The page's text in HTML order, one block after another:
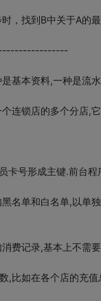
，找到B中关于A的
基本资料,一种是流
连锁店的多个分店,
卡号形成主键.前台
名单和白名单,以单
费记录,基本上不需
,比如在各个店的充